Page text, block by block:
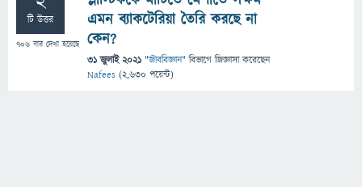
টি উত্তর
706 বার দেখা হয়েছে
এমন ব্যাকটেরিয়া তৈরি করছে না
কেন?
31 জুলাই 2021 "জীববিজ্ঞান" বিভাগে জিজ্ঞাসাকরেছেন
Nafees (2,630 পয়েন্ট)